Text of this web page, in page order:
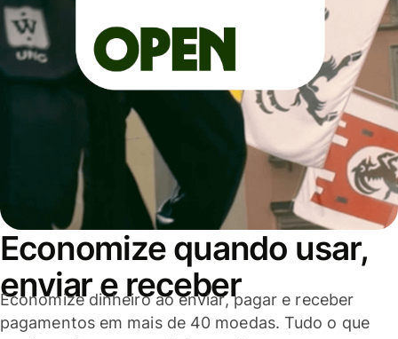
Economize quando usar,
enviar e receber
Economize dinheiro ao enviar, pagar e receber
pagamentos em mais de 40 moedas. Tudo o que